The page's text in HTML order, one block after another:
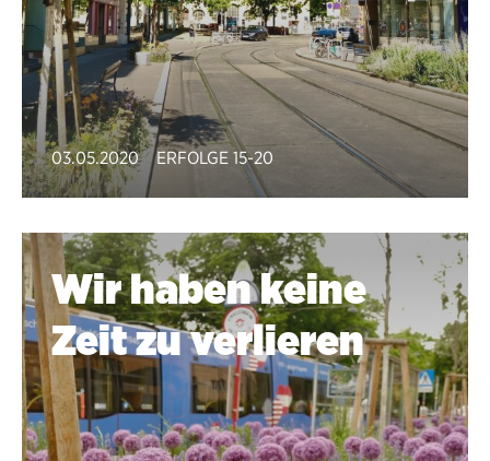
03.05.2020 ERFOLGE 15-20
Wir haben keine
Zeit zu verlieren